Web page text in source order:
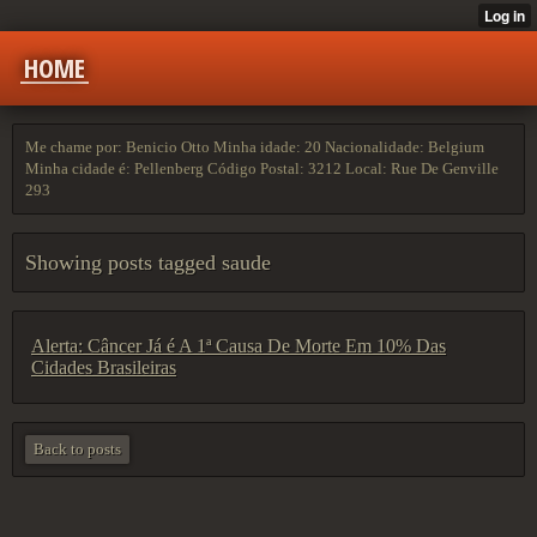
HOME
Me chame por: Benicio Otto Minha idade: 20 Nacionalidade: Belgium
Minha cidade é: Pellenberg Código Postal: 3212 Local: Rue De Genville
293
Showing posts tagged saude
Alerta: Câncer Já é A 1ª Causa De Morte Em 10% Das
Cidades Brasileiras
Back to posts